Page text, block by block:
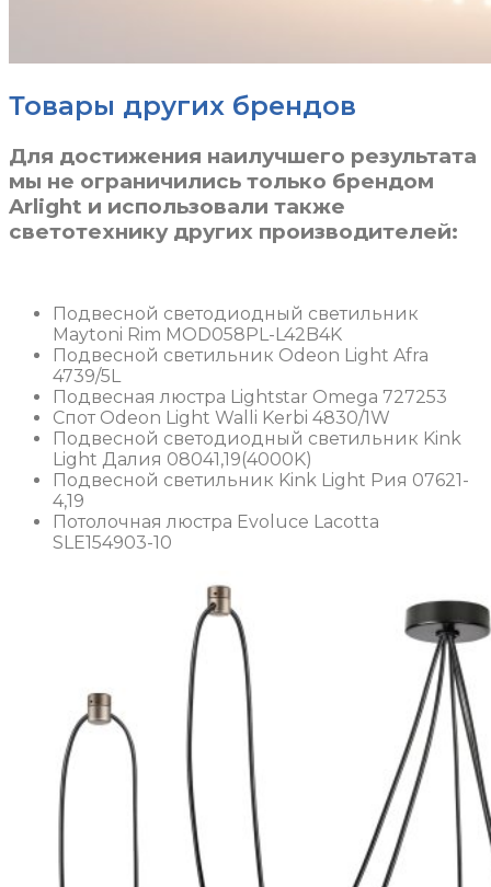
Товары других брендов
Для достижения наилучшего результата
мы не ограничились только брендом
Arlight и использовали также
светотехнику других производителей:
Подвесной светодиодный светильник
Maytoni Rim MOD058PL-L42B4K
Подвесной светильник Odeon Light Afra
4739/5L
Подвесная люстра Lightstar Omega 727253
Спот Odeon Light Walli Kerbi 4830/1W
Подвесной светодиодный светильник Kink
Light Далия 08041,19(4000K)
Подвесной светильник Kink Light Рия 07621-
4,19
Потолочная люстра Evoluce Lacotta
SLE154903-10